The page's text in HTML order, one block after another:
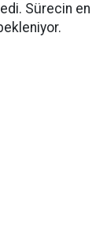
Sürecin en